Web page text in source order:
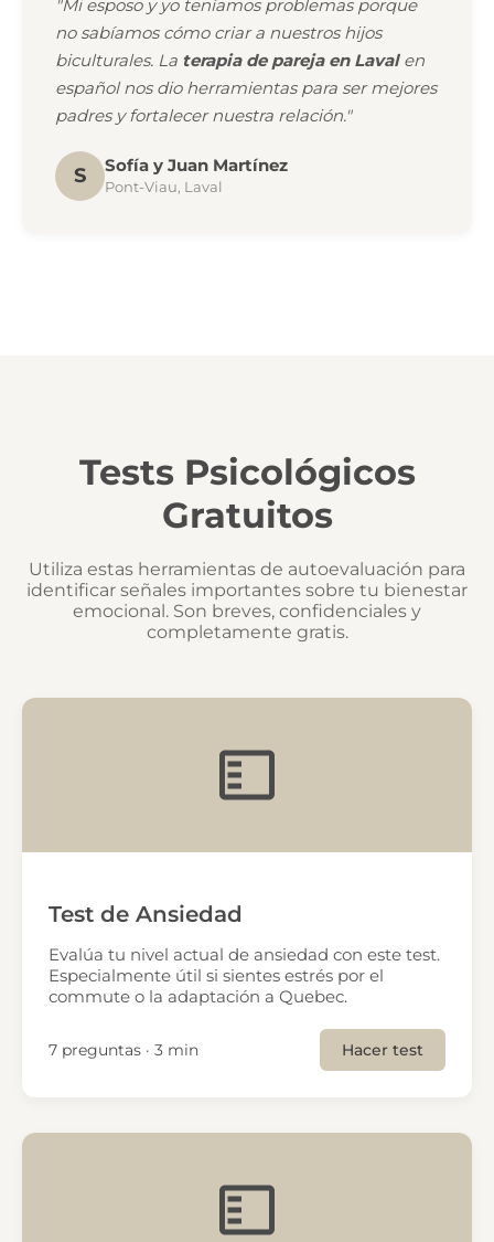
"Mi esposo y yo teníamos problemas porque
no sabíamos cómo criar a nuestros hijos
biculturales. La terapia de pareja en Lavalen
español nos dio herramientas para ser mejores
padres y fortalecer nuestra relación."
S Sofía y Juan Martínez
Pont-Viau, Laval
Tests Psicológicos
Gratuitos
Utiliza estas herramientas de autoevaluación para
identificar señales importantes sobre tu bienestar
emocional. Son breves, confidenciales y
completamente gratis.
Test de Ansiedad
Evalúa tu nivel actual de ansiedad con este test.
Especialmente útil si sientes estrés por el
commute o la adaptación a Quebec.
7 preguntas · 3 min Hacer test